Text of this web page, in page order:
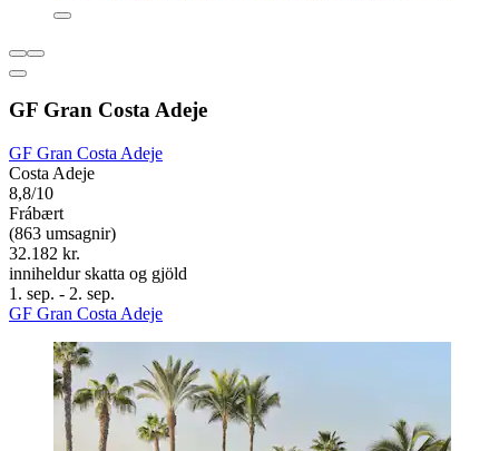
GF Gran Costa Adeje
GF Gran Costa Adeje
Costa Adeje
8,8/10
Frábært
(863 umsagnir)
32.182 kr.
inniheldur skatta og gjöld
1. sep. - 2. sep.
GF Gran Costa Adeje